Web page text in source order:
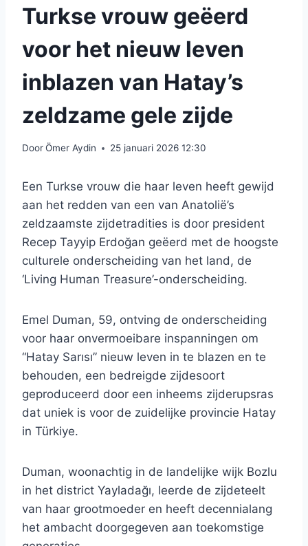
Turkse vrouw geëerd
voor het nieuw leven
inblazen van Hatay’s
zeldzame gele zijde
DoorÖmer Aydin 25 januari 2026 12:30
Een Turkse vrouw die haar leven heeft gewijd
aan het redden van een van Anatolië’s
zeldzaamste zijdetradities is door president
Recep Tayyip Erdoğan geëerd met de hoogste
culturele onderscheiding van het land, de
‘Living Human Treasure’-onderscheiding.
Emel Duman, 59, ontving de onderscheiding
voor haar onvermoeibare inspanningen om
“Hatay Sarısı” nieuw leven in te blazen en te
behouden, een bedreigde zijdesoort
geproduceerd door een inheems zijderupsras
dat uniek is voor de zuidelijke provincie Hatay
in Türkiye.
Duman, woonachtig in de landelijke wijk Bozlu
in het district Yayladağı, leerde de zijdeteelt
van haar grootmoeder en heeft decennialang
het ambacht doorgegeven aan toekomstige